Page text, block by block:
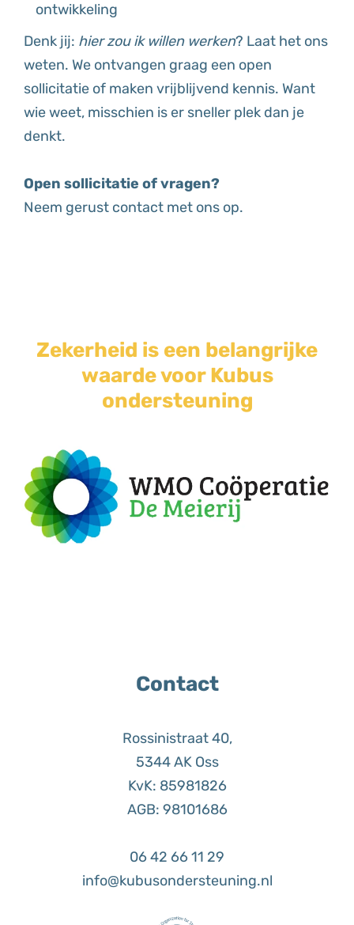
ontwikkeling
Denk jij: hier zou ik willen werken? Laat het ons
weten. We ontvangen graag een open
sollicitatie of maken vrijblijvend kennis. Want
wie weet, misschien is er sneller plek dan je
denkt.
Open sollicitatie of vragen?
Neem gerust contact met ons op.
Zekerheid is een belangrijke
waarde voor Kubus
ondersteuning
Contact
Rossinistraat 40,
5344 AK Oss
KvK: 85981826
AGB: 98101686
06 42 66 11 29
info@kubusondersteuning.nl